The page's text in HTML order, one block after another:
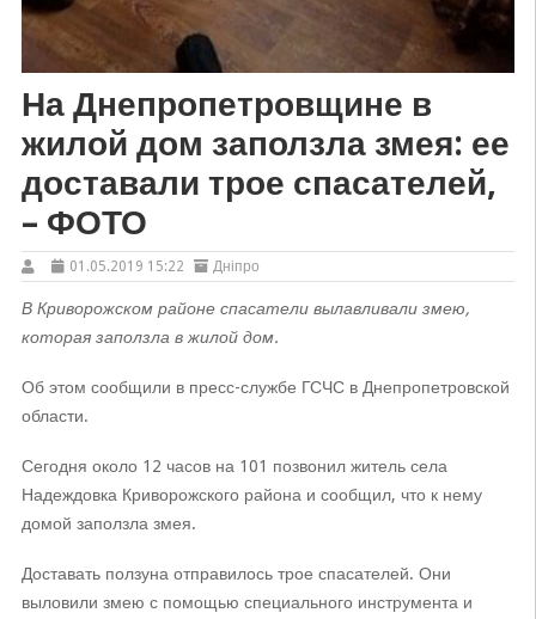
На Днепропетровщине в
жилой дом заползла змея: ее
доставали трое спасателей,
– ФОТО
01.05.2019 15:22 Дніпро
В Криворожском районе спасатели вылавливали змею,
которая заползла в жилой дом.
Об этом сообщили в пресс-службе ГСЧС в Днепропетровской
области.
Сегодня около 12 часов на 101 позвонил житель села
Надеждовка Криворожского района и сообщил, что к нему
домой заползла змея.
Доставать ползуна отправилось трое спасателей. Они
выловили змею с помощью специального инструмента и